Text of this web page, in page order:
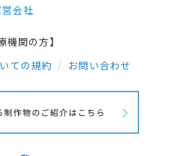
会社
機関の方】
ての規約
お問い合わせ